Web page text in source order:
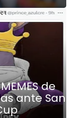
de
ante San